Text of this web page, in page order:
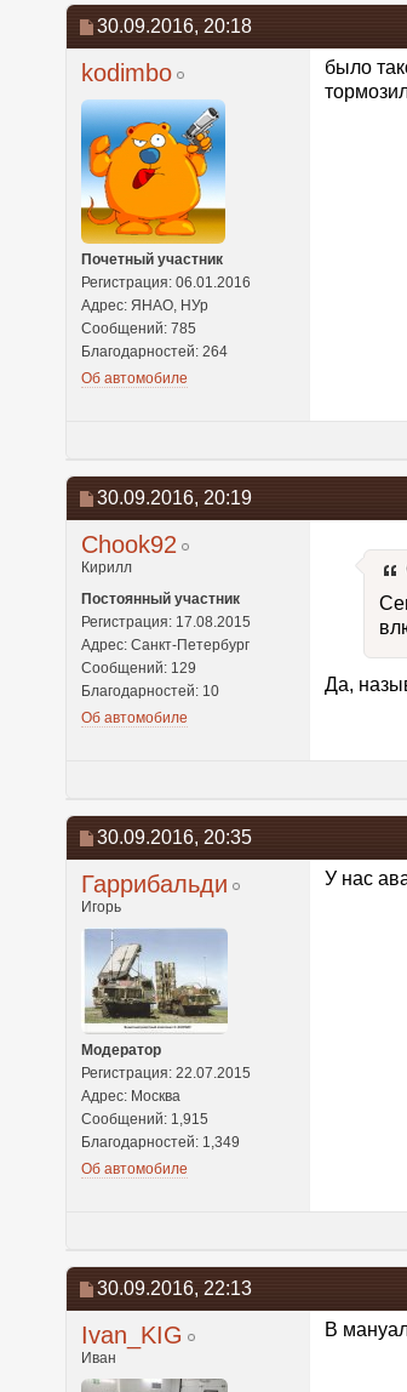
30.09.2016, 20:18
kodimbo
Почетный участник
Регистрация: 06.01.2016
Адрес: ЯНАО, НУр
Сообщений: 785
Благодарностей: 264
Об автомобиле
было
30.09.2016, 20:19
Chook92
Кирилл
Постоянный участник
Регистрация: 17.08.2015
Адрес: Санкт-Петербург
Сообщений: 129
Благодарностей: 10
Об автомобиле
Да,
30.09.2016, 20:35
Гаррибальди
Игорь
Модератор
Регистрация: 22.07.2015
Адрес: Москва
Сообщений: 1,915
Благодарностей: 1,349
Об автомобиле
У нас
30.09.2016, 22:13
Ivan_KIG
Иван
В